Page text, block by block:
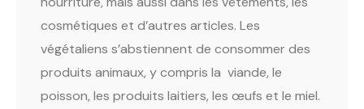
cosmétiques et d’autres articles. Les
végétaliens s’abstiennent de consommer des
produits animaux, y compris la viande, le
poisson, les produits laitiers, les œufs et le miel.